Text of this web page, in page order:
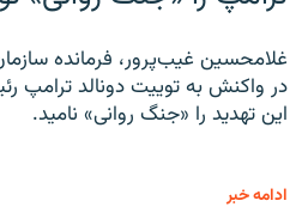
غلامحسین غیب‌پرور، فرمانده
در واکنش به توییت دونالد ترامپ
این تهدید را «جنگ روانی» نامید.
ادامه خبر